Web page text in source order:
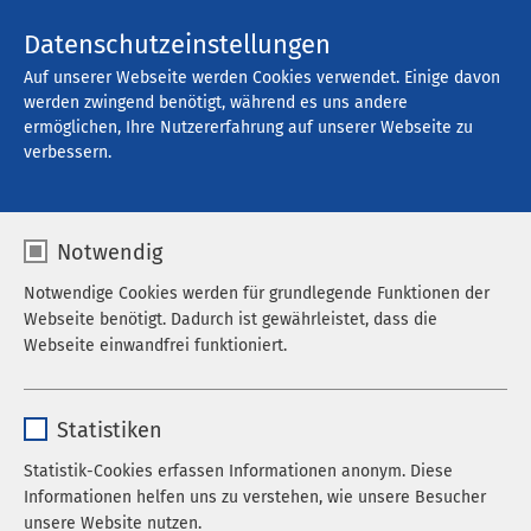
Offene Stellen
Filter
742 Stellenangebote gefunden
Datenschutzeinstellungen
Auf unserer Webseite werden Cookies verwendet. Einige davon
werden zwingend benötigt, während es uns andere
ermöglichen, Ihre Nutzererfahrung auf unserer Webseite zu
verbessern.
Notwendig
Notwendige Cookies werden für grundlegende Funktionen der
Webseite benötigt. Dadurch ist gewährleistet, dass die
Webseite einwandfrei funktioniert.
Laufzeit 278 Tage
Statistiken
Statistik-Cookies erfassen Informationen anonym. Diese
Informationen helfen uns zu verstehen, wie unsere Besucher
unsere Website nutzen.